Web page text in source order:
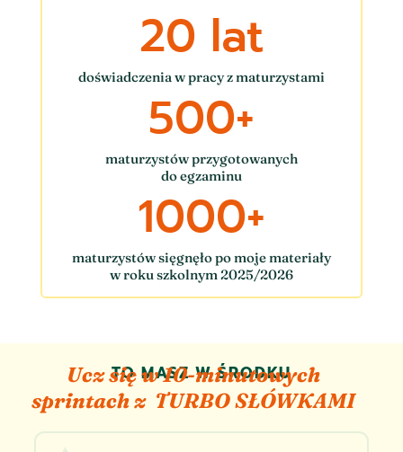
20 lat
doświadczenia w pracy z maturzystami
500+
maturzystów przygotowanych
do egzaminu
1000+
maturzystów sięgnęło po moje materiały
w roku szkolnym 2025/2026
TO MASZ W ŚRODKU
Ucz się w 10-minutowych
sprintach z TURBO SŁÓWKAMI